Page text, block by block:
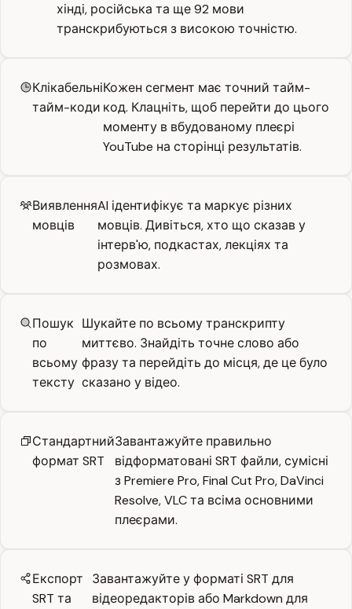
хінді, російська та ще 92 мови
транскрибуються з високою точністю.
Клікабельні
тайм-коди
Кожен сегмент має точний тайм-
код. Клацніть, щоб перейти до цього
моменту в вбудованому плеєрі
YouTube на сторінці результатів.
Виявлення
мовців
AI ідентифікує та маркує різних
мовців. Дивіться, хто що сказав у
інтерв'ю, подкастах, лекціях та
розмовах.
Пошук
по
всьому
тексту
Шукайте по всьому транскрипту
миттєво. Знайдіть точне слово або
фразу та перейдіть до місця, де це було
сказано у відео.
Стандартний
формат SRT
Завантажуйте правильно
відформатовані SRT файли, сумісні
з Premiere Pro, Final Cut Pro, DaVinci
Resolve, VLC та всіма основними
плеєрами.
Експорт
SRT та
Завантажуйте у форматі SRT для
відеоредакторів або Markdown для